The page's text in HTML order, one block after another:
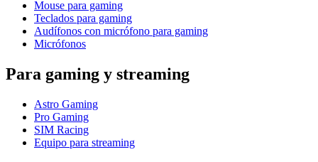
Mouse para gaming
Teclados para gaming
Audífonos con micrófono para gaming
Micrófonos
Para gaming y streaming
Astro Gaming
Pro Gaming
SIM Racing
Equipo para streaming